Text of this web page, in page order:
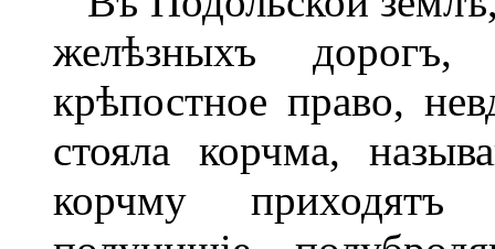
желѣзныхъ дорогъ,
крѣпостное право,
стояла корчма,
корчму приходятъ